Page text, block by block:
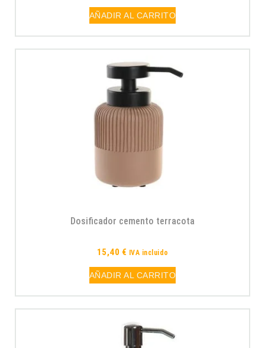
AÑADIR AL CARRITO
Dosificador cemento terracota
15,40 € IVA incluido
AÑADIR AL CARRITO